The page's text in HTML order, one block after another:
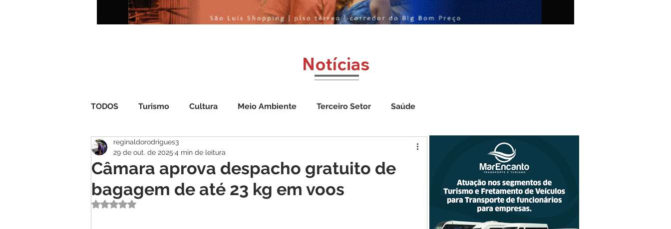
Notícias
TODOS Turismo Cultura Meio Ambiente Terceiro Setor Saúde
Atualidade Geral
Câmara aprova despacho gratuito de
bagagem de até 23 kg em voos
reginaldorodrigues3
29 de out. de 2025 4 min de leitura
Avaliado com NaN de 5 estrelas.